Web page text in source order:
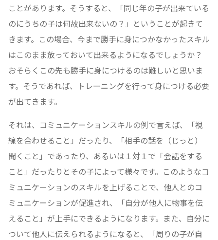
ことがあります。そうすると、「同じ年の子が出来ている
のにうちの子は何故出来ないの？」ということが起きて
きます。この場合、今まで勝手に身につかなかったスキル
はこのまま放っておいて出来るようになるでしょうか？
おそらくこの先も勝手に身につけるのは難しいと思いま
す。そうであれば、トレーニングを行って身につける必要
が出てきます。
それは、コミュニケーションスキルの例で言えば、「視
線を合わせること」だったり、「相手の話を（じっと）
聞くこと」であったり、あるいは１対１で「会話をする
こと」だったりとその子によって様々です。このようなコ
ミュニケーションのスキルを上げることで、他人とのコ
ミュニケーションが促進され、「自分が他人に物事を伝
えること」が上手にできるようになります。また、自分に
ついて他人に伝えられるようになると、「周りの子が自